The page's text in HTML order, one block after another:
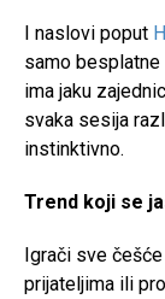
I naslovi poput
samo
ima jaku
svaka sesija
instinktivno.
Trend koji se
Igrači sve
prijateljima ili